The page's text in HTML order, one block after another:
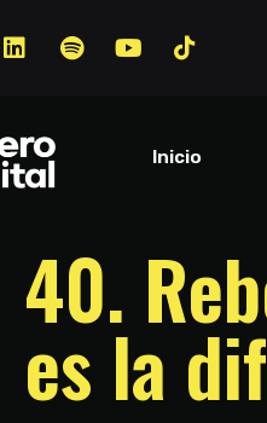
Inicio
40.
es la